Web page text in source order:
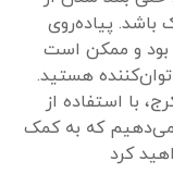
باشد. پیاده‌روی
بود و ممکن است
هستید.
با استفاده از
می‌دهیم که به کمک
کرد